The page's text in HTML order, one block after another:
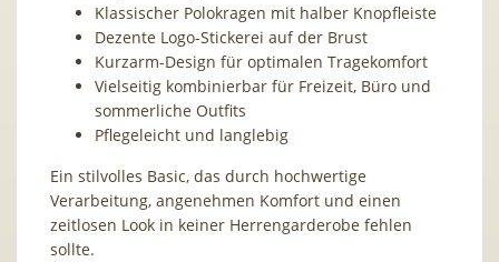
Klassischer Polokragen mit halber Knopfleiste
Dezente Logo-Stickerei auf der Brust
Kurzarm-Design für optimalen Tragekomfort
Vielseitig kombinierbar für Freizeit, Büro und
sommerliche Outfits
Pflegeleicht und langlebig
Ein stilvolles Basic, das durch hochwertige
Verarbeitung, angenehmen Komfort und einen
zeitlosen Look in keiner Herrengarderobe fehlen
sollte.